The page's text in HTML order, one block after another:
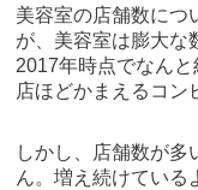
美容室の店舗数につ
が、美容室は膨大な
2017年時点でなん
店ほどかまえるコン
しかし、店舗数が多
ん。増え続けている